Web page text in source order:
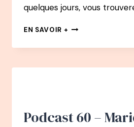
quelques jours, vous
EN SAVOIR + PODCAST
–
DELAHAYE
24
Podcast 60 –